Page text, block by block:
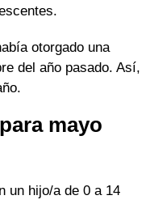
otorgado una
del año pasado. Así,
mayo
un hijo/a de 0 a 14